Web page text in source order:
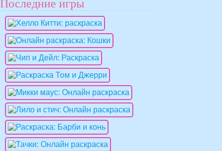
Последние игры